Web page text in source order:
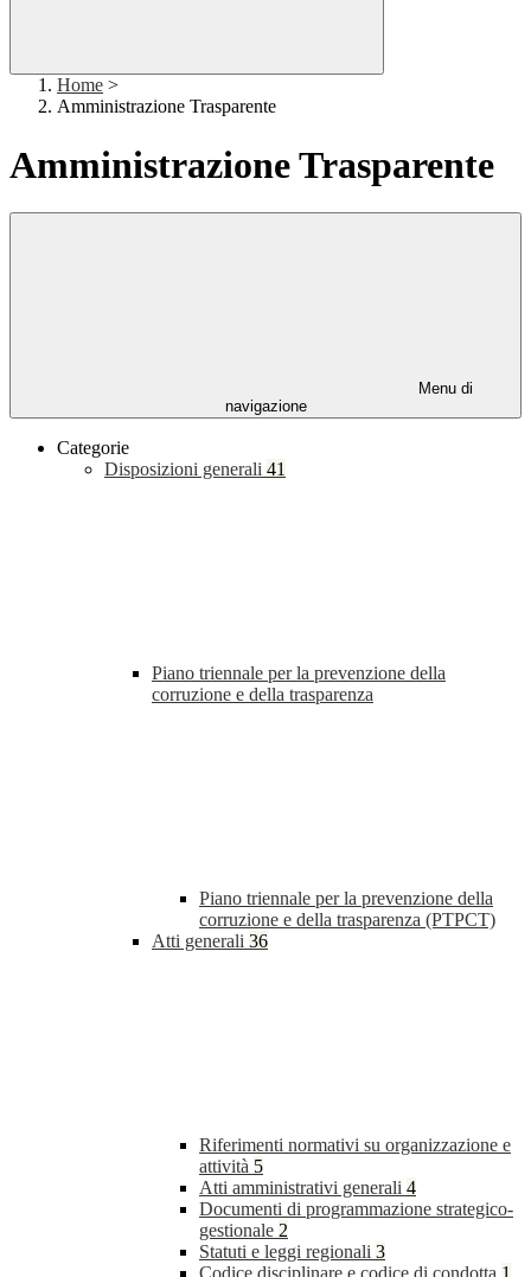
Home >
Amministrazione Trasparente
Amministrazione Trasparente
Menu di
navigazione
Categorie
Disposizioni generali 41
Piano triennale per la prevenzione della
corruzione e della trasparenza
Piano triennale per la prevenzione della
corruzione e della trasparenza (PTPCT)
Atti generali 36
Riferimenti normativi su organizzazione e
attività 5
Atti amministrativi generali 4
Documenti di programmazione strategico-
gestionale 2
Statuti e leggi regionali 3